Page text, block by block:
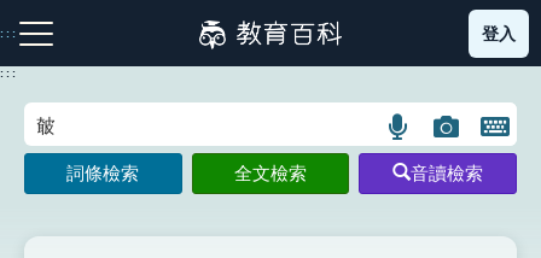
到
主
:::
注音索引圖示 筆畫索引圖示 部首索引表圖示
登入
:::
語
言
搜
圖
片
搜
開
鍵
圖
詞條檢索 全文檢索 音讀檢索